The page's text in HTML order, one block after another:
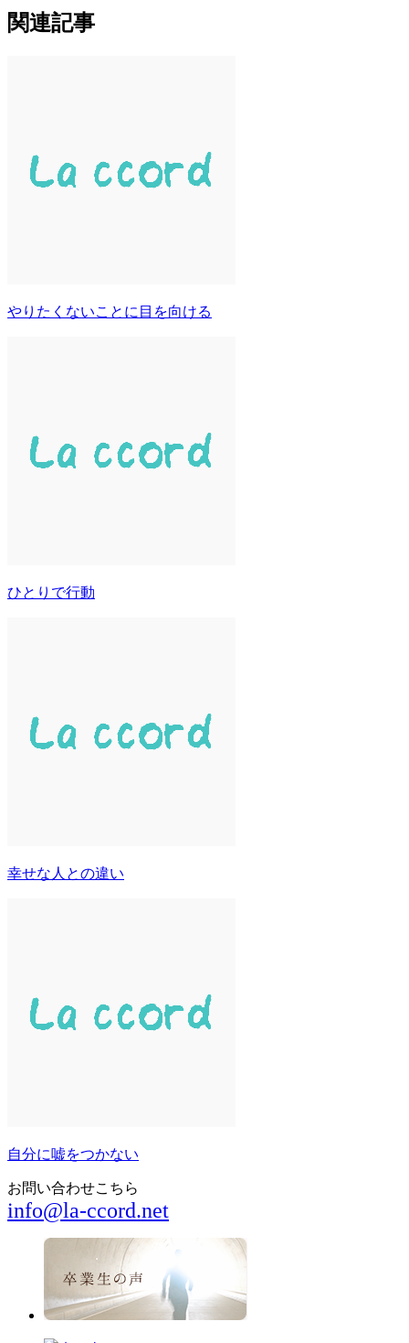
関連記事
やりたくないことに目を向ける
ひとりで行動
幸せな人との違い
自分に嘘をつかない
お問い合わせこちら
info@la-ccord.net